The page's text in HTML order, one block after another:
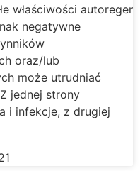
właściwości
negatywne
oraz/lub
może utrudniać
jednej strony
i infekcje, z drugiej